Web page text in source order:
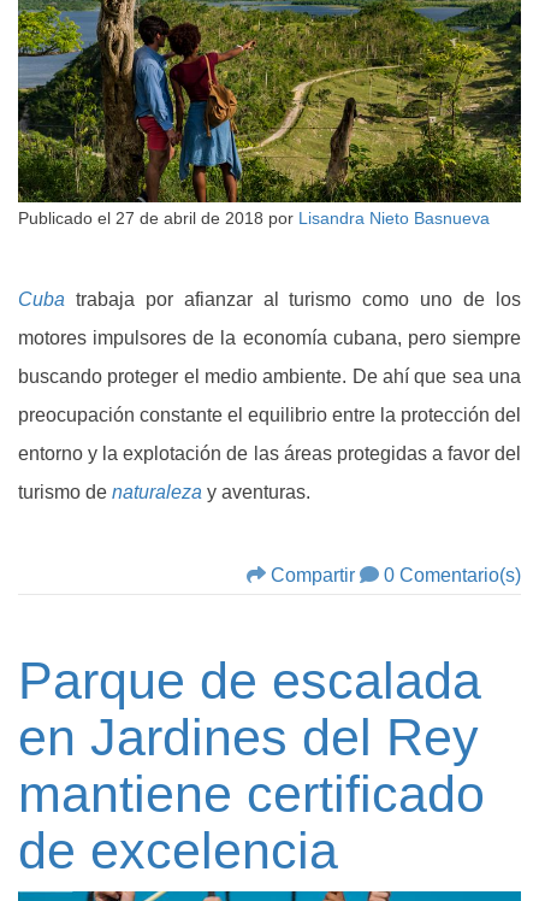
Publicado el 27 de abril de 2018 por Lisandra Nieto Basnueva
Cuba trabaja por afianzar al turismo como uno de los
motores impulsores de la economía cubana, pero siempre
buscando proteger el medio ambiente. De ahí que sea una
preocupación constante el equilibrio entre la protección del
entorno y la explotación de las áreas protegidas a favor del
turismo de naturaleza y aventuras.
Compartir 0 Comentario(s)
Parque de escalada
en Jardines del Rey
mantiene certificado
de excelencia